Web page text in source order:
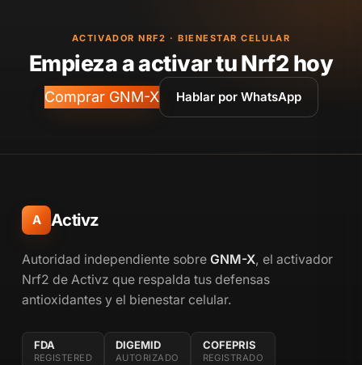
ACTIVADOR NRF2 · BIENESTAR CELULAR
Empieza a activar tu Nrf2 hoy
Comprar GNM-X Hablar por WhatsApp
A Activz
Autoridad independiente sobre GNM-X, el activador
Nrf2 de Activz que respalda tus defensas
antioxidantes y el bienestar celular.
FDA
REGISTERED
DIGEMID
AUTORIZADO
COFEPRIS
REGISTRADO